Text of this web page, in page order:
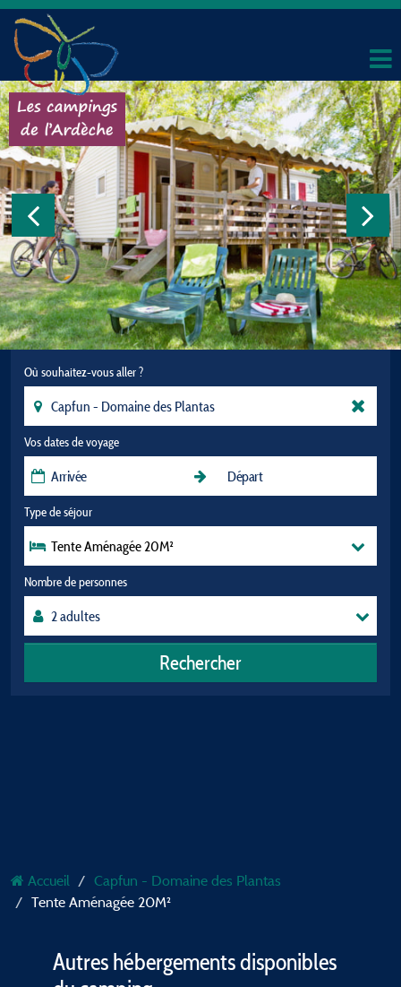
Où souhaitez-vous aller ?
Vos dates de voyage
Type de séjour
Tente Aménagée 20M²
Nombre de personnes
Rechercher
Accueil
Capfun - Domaine des Plantas
Tente Aménagée 20M²
Autres hébergements disponibles